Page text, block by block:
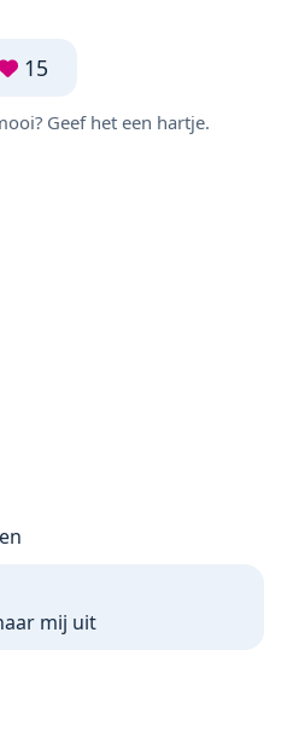
15
Geef het een hartje.
mij uit